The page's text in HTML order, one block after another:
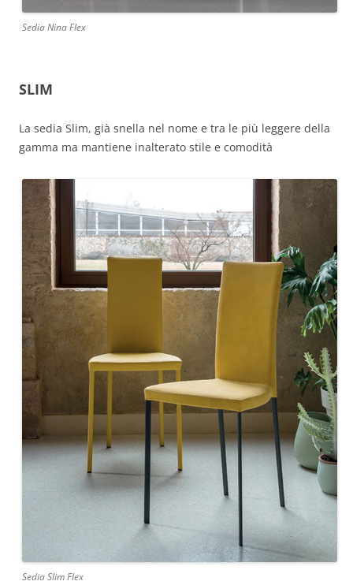
Sedia Nina Flex
SLIM
La sedia Slim, già snella nel nome e tra le più leggere della
gamma ma mantiene inalterato stile e comodità
Sedia Slim Flex